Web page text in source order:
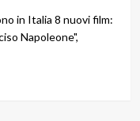
in Italia 8 nuovi film:
Napoleone",